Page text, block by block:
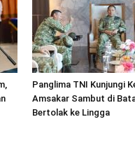
Panglima TNI Kunjungi
Amsakar Sambut di
Bertolak ke Lingga